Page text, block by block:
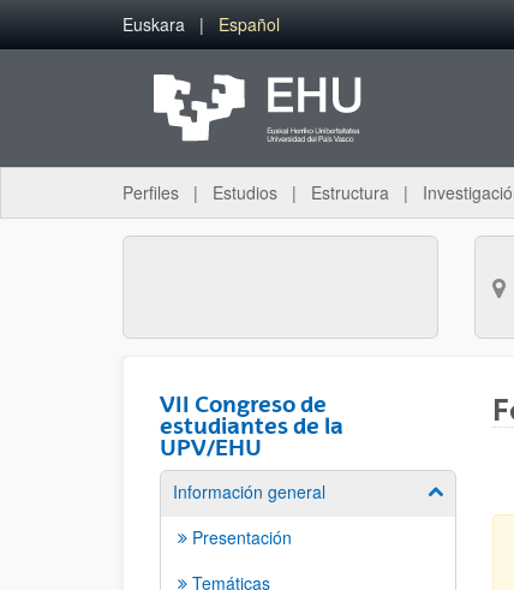
Saltar al contenido principal
Euskara Español
Perfiles Estudios Estructura
VII Congreso de
estudiantes de la
UPV/EHU
Información general Mostrar/
Presentación
Temáticas